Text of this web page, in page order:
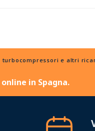
e altri
in Spagna.